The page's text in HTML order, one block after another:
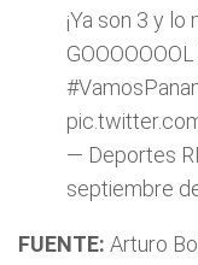
¡Ya son 3 y
— Deportes
septiembre
FUENTE: Arturo